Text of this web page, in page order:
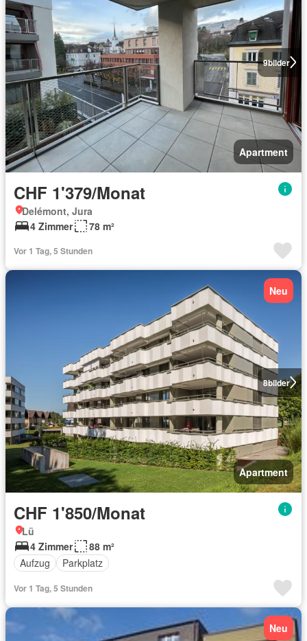
9bilder
Apartment
CHF 1'379/Monat
Delémont, Jura
4 Zimmer
78 m²
Vor 1 Tag, 5 Stunden
8bilder
Neu
Apartment
CHF 1'850/Monat
Lü
4 Zimmer
88 m²
Aufzug
Parkplatz
Vor 1 Tag, 5 Stunden
Neu